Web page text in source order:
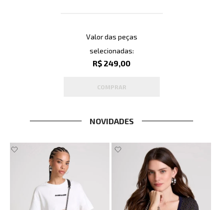
Valor das peças
selecionadas:
R$ 249,00
COMPRAR
NOVIDADES